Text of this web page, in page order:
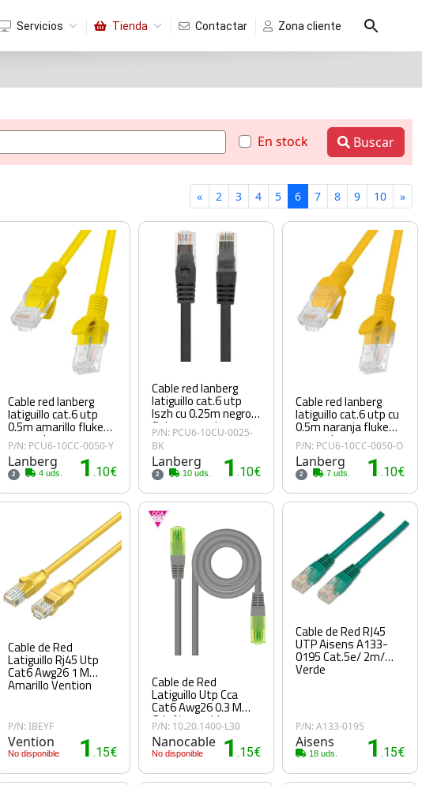
Servicios Tienda Contactar Zona cliente
En stock Buscar
« 2 3 4 5 6 7 8 9 10 »
Cable red lanberg
latiguillo cat.6 utp
0.5m amarillo fluke
passed
P/N: PCU6-10CC-0050-Y
Lanberg
2 4 uds. 1.10€
Cable red lanberg
latiguillo cat.6 utp
lszh cu 0.25m negro
fluke passed
P/N: PCU6-10CU-0025-
BK
Lanberg
2 10 uds. 1.10€
Cable red lanberg
latiguillo cat.6 utp cu
0.5m naranja fluke
passed
P/N: PCU6-10CC-0050-O
Lanberg
2 7 uds. 1 .10€
Cable de Red
Latiguillo Rj45 Utp
Cat6 Awg26 1 M
Amarillo Vention
P/N: IBEYF
Vention
No disponible 1.15€
Cable de Red
Latiguillo Utp Cca
Cat6 Awg26 0.3 M
Gris Nanocable
P/N: 10.20.1400-L30
Nanocable
No disponible 1.15€
Cable de Red RJ45
UTP Aisens A133-
0195 Cat.5e/ 2m/
Verde
P/N: A133-0195
Aisens
18 uds. 1 .15€